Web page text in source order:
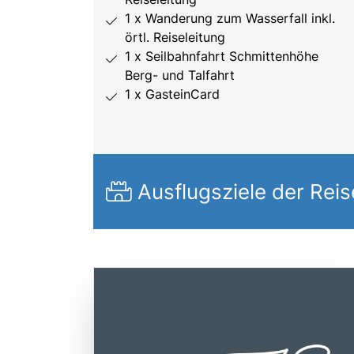
1 x Wanderung zum Wasserfall inkl.
örtl. Reiseleitung
1 x Seilbahnfahrt Schmittenhöhe
Berg- und Talfahrt
1 x GasteinCard
Ausflugsziele der